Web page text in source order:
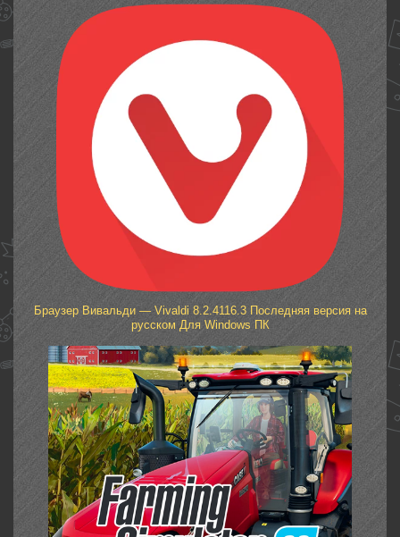
Браузер Вивальди — Vivaldi 8.2.4116.3 Последняя версия на
русском Для Windows ПК